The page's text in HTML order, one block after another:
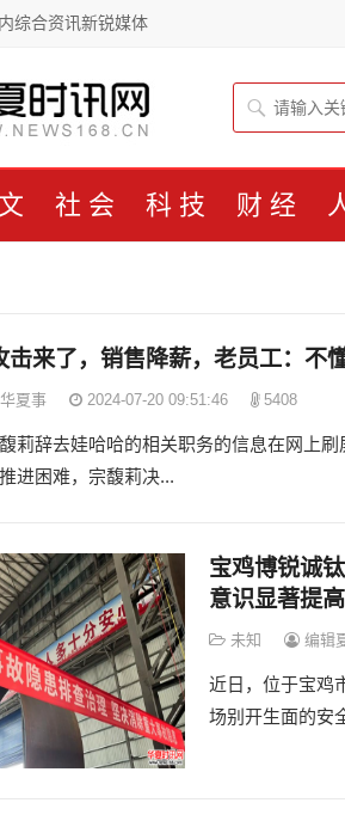
综合资讯新锐媒体
社会 科技 财经
击来了，销售降薪，老员工：不
夏事 2024-07-20 09:51:46 5408
莉辞去娃哈哈的相关职务的信息在网上
进困难，宗馥莉决...
宝鸡博锐诚
意识显著提高
未知 编辑
近日，位于宝鸡
场别开生面的安